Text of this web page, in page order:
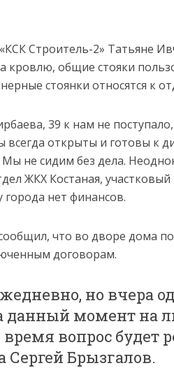
Строитель-2» Татьяне
кровлю, общие стояки
стоянки относятся к
39 к нам не поступало,
открыты и готовы к
не сидим без дела.
ЖКХ Костаная,
нет финансов.
что во дворе дома по
договорам.
но вчера
данный момент на
вопрос будет
Сергей Брызгалов.